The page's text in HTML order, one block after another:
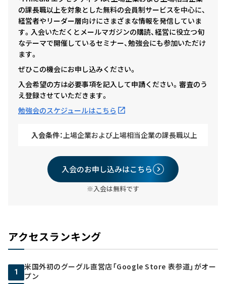
の課長職以上を対象とした無料の会員制サービスを中心に、
経営者やリーダー層向けにさまざまな情報を発信していま
す。入会いただくとメールマガジンの購読、経営に役立つ旬
なテーマで開催しているセミナー、勉強会にも参加いただけ
ます。
ぜひこの機会にお申し込みください。
入会希望の方は必要事項を記入して申請ください。審査のう
え登録させていただきます。
勉強会のスケジュールはこちら
入会条件： 上場企業および上場相当企業の課長職以上
入会のお申し込みはこちら
※入会は無料です
アクセスランキング
1
米国外初のグーグル直営店「Google Store 表参道」がオー
プン